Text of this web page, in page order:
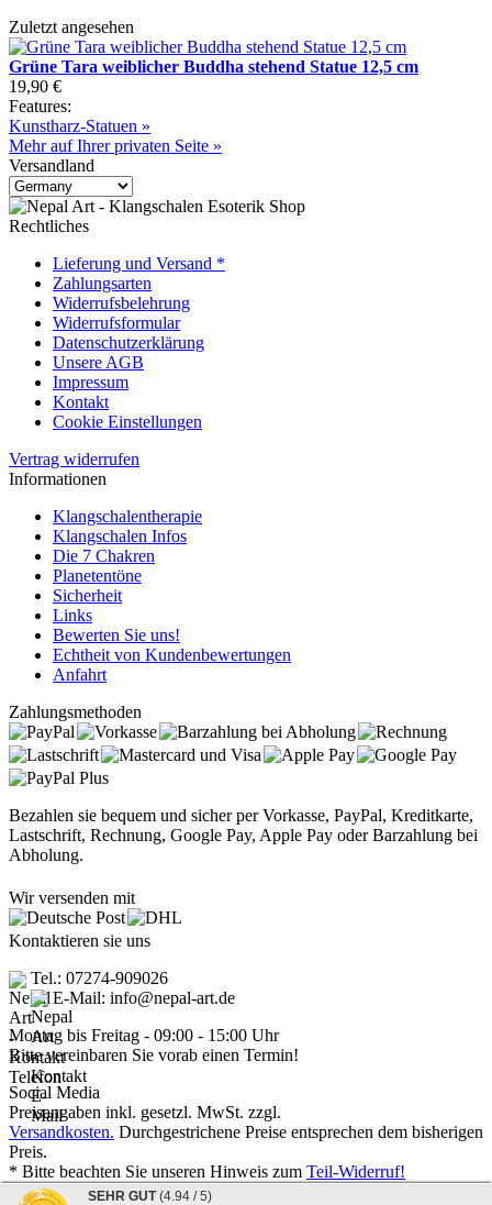
Zuletzt angesehen
Grüne Tara weiblicher Buddha stehend Statue 12,5 cm
19,90 €
Features:
Kunstharz-Statuen »
Mehr auf Ihrer privaten Seite »
Versandland
Rechtliches
Lieferung und Versand *
Zahlungsarten
Widerrufsbelehrung
Widerrufsformular
Datenschutzerklärung
Unsere AGB
Impressum
Kontakt
Cookie Einstellungen
Vertrag widerrufen
Informationen
Klangschalentherapie
Klangschalen Infos
Die 7 Chakren
Planetentöne
Sicherheit
Links
Bewerten Sie uns!
Echtheit von Kundenbewertungen
Anfahrt
Zahlungsmethoden
Bezahlen sie bequem und sicher per Vorkasse, PayPal, Kreditkarte,
Lastschrift, Rechnung, Google Pay, Apple Pay oder Barzahlung bei
Abholung.
Wir versenden mit
Kontaktieren sie uns
Tel.: 07274-909026
E-Mail: info@nepal-art.de
Montag bis Freitag - 09:00 - 15:00 Uhr
Bitte vereinbaren Sie vorab einen Termin!
Social Media
Preisangaben inkl. gesetzl. MwSt. zzgl.
Versandkosten. Durchgestrichene Preise entsprechen dem bisherigen
Preis.
* Bitte beachten Sie unseren Hinweis zum Teil-Widerruf!
Nepal Art - Handwerkskunst vom Dach der Welt © 2026 | Template
SEHR GUT (4.94 / 5)